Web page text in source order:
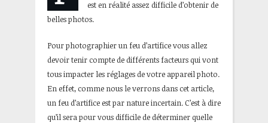
est en réalité assez difficile d’obtenir de
belles photos.
Pour photographier un feu d’artifice vous allez
devoir tenir compte de différents facteurs qui vont
tous impacter les réglages de votre appareil photo.
En effet, comme nous le verrons dans cet article,
un feu d’artifice est par nature incertain. C’est à dire
qu’il sera pour vous difficile de déterminer quelle